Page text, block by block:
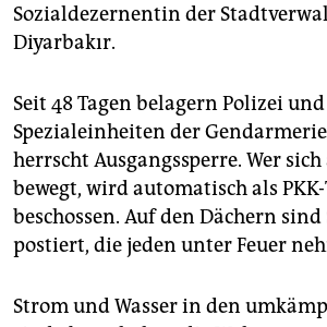
Sozialdezernentin der
Diyarbakır.
Seit 48 Tagen belagern Polizei und
Spezialeinheiten der
herrscht Ausgangssperre. Wer
bewegt, wird automatisch als
beschossen. Auf den Dächern
postiert, die jeden unter Feuer
Strom und Wasser in den